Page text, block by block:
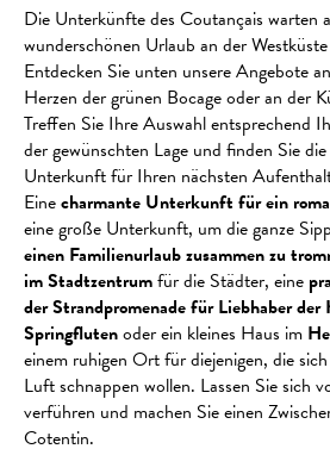
Die Unterkünfte des Coutançais warten
wunderschönen Urlaub an der
Entdecken Sie unten unsere Angebote
Herzen der grünen Bocage oder an der
Treffen Sie Ihre Auswahl entsprechend
der gewünschten Lage und finden Sie
Unterkunft für Ihren nächsten
Einecharmante Unterkunft für ein
eine große Unterkunft, um die ganze
einen Familienurlaub zusammen zu
im Stadtzentrumfür die Städter, eine
der Strandpromenade für Liebhaber der
Springflutenoder ein kleines Haus im
einem ruhigen Ort für diejenigen, die
Luft schnappen wollen. Lassen Sie sich
verführen und machen Sie einen
Cotentin.